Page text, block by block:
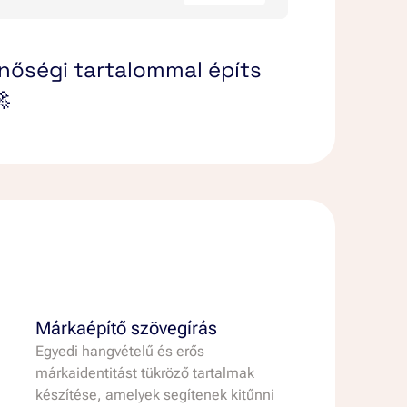
és konverziókat.
számára.tartalommal építs
Márkaépítő szövegírás
Egyedi hangvételű és erős
márkaidentitást tükröző tartalmak
készítése, amelyek segítenek kitűnni